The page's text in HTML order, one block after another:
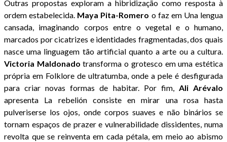
Outras propostas exploram a hibridização como resposta à
ordem estabelecida. Maya Pita-Romero o faz em Una lengua
cansada, imaginando corpos entre o vegetal e o humano,
marcados por cicatrizes e identidades fragmentadas, dos quais
nasce uma linguagem tão artificial quanto a arte ou a cultura.
Victoria Maldonado transforma o grotesco em uma estética
própria em Folklore de ultratumba, onde a pele é desfigurada
para criar novas formas de habitar. Por fim, Ali Arévalo
apresenta La rebelión consiste en mirar una rosa hasta
pulveriserse los ojos, onde corpos suaves e não binários se
tornam espaços de prazer e vulnerabilidade dissidentes, numa
revolta que se reinventa em cada pétala, em meio ao abismo